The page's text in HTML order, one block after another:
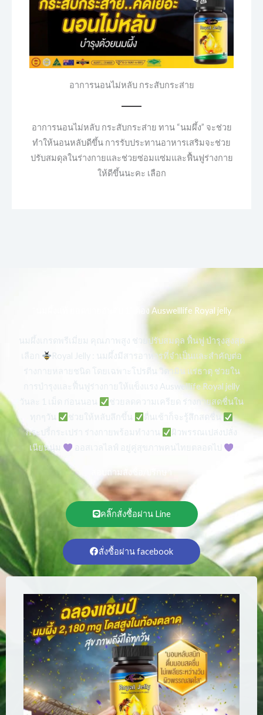
อาการนอนไม่หลับ กระสับกระส่าย
อาการนอนไม่หลับ กระสับกระส่าย ทาน “นมผึ้ง” จะช่วย
ทำให้นอนหลับดีขึ้น การรับประทานอาหารเสริมจะช่วย
ปรับสมดุลในร่างกายและช่วยซ่อมแซ่มและฟื้นฟูร่างกาย
ให้ดีขึ้นนะคะ เลือก
“นมผึ้งแท้ ยอดขายอันดับ 1“ ต้อง Auswelllife Royal jelly
นมผึ้งเกรดพรีเมี่ยม คุณภาพสูง ช่วยปรับสมดุล ฟื้นฟู บำรุงสูงสุด
Royal Jelly : นมผึ้งมีสารอาหารที่จำเป็นและสำคัญต่อ
ร่างกายหลายชนิด โดยเฉพาะโปรตีน วิตามิน แร่ธาตุ ช่วยใน
การบำรุงและฟื้นฟูร่างกายให้แข็งแรง Auswelllife Royal jelly
วันละ 1 เม็ด ก่อนนอน
ช่วยลดความเครียด ร่างกายสดชื่นใน
ช่วยให้หลับลึกขึ้น
ตื่นเช้าก็จะรู้สึกสดชื่น
กระปรี้กระเปร่า ร่างกายพร้อมทำงาน
ผิวพรรณเปล่งปลั่ง
เนียนนุ่ม
ออสเวลไลฟ์ อยู่คู่สุขภาพคนไทยตลอดไป
สอบถามสั่งซื้อ/ปรึกษา
คลิ๊กสั่งซื้อผ่าน Line
สั่งซื้อผ่าน facebook